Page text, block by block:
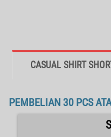
CASUAL SHIRT
PEMBELIAN 30 PCS